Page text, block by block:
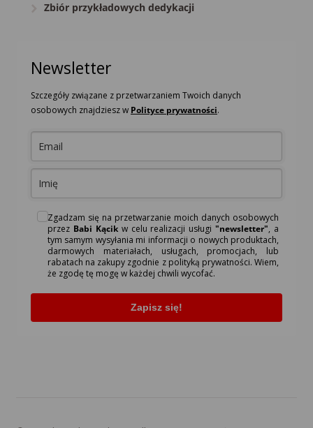
Zbiór przykładowych dedykacji
Newsletter
Szczegóły związane z przetwarzaniem Twoich danych
osobowych znajdziesz w Polityce prywatności.
Zgadzam się na przetwarzanie moich danych osobowych
przez Babi Kącikw celu realizacji usługi"newsletter", a
tym samym wysyłania mi informacji o nowych produktach,
darmowych materiałach, usługach, promocjach, lub
rabatach na zakupy zgodnie z polityką prywatności. Wiem,
że zgodę tę mogę w każdej chwili wycofać.
Zapisz się!